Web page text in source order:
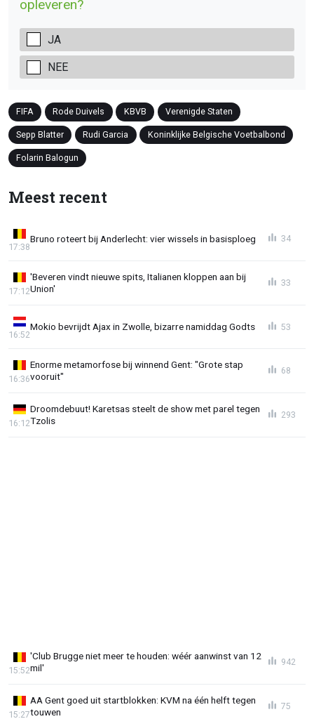
opleveren?
JA
NEE
FIFA Rode Duivels KBVB Verenigde Staten
Sepp Blatter Rudi Garcia Koninklijke Belgische Voetbalbond
Folarin Balogun
Meest recent
Bruno roteert bij Anderlecht: vier wissels in basisploeg
17:38
34
'Beveren vindt nieuwe spits, Italianen kloppen aan bij
Union'
17:12
33
Mokio bevrijdt Ajax in Zwolle, bizarre namiddag Godts
16:52
53
Enorme metamorfose bij winnend Gent: "Grote stap
vooruit"
16:36
68
Droomdebuut! Karetsas steelt de show met parel tegen
Tzolis
16:12
293
'Club Brugge niet meer te houden: wéér aanwinst van 12
mil'
15:52
942
AA Gent goed uit startblokken: KVM na één helft tegen
touwen
15:27
75